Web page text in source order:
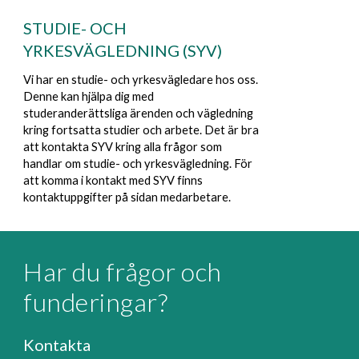
STUDIE- OCH
YRKESVÄGLEDNING (SYV)
Vi har en studie- och yrkesvägledare hos oss.
Denne kan hjälpa dig med
studeranderättsliga ärenden och vägledning
kring fortsatta studier och arbete. Det är bra
att kontakta SYV kring alla frågor som
handlar om studie- och yrkesvägledning. För
att komma i kontakt med SYV finns
kontaktuppgifter på sidan medarbetare.
Har du frågor och
funderingar?
Kontakta